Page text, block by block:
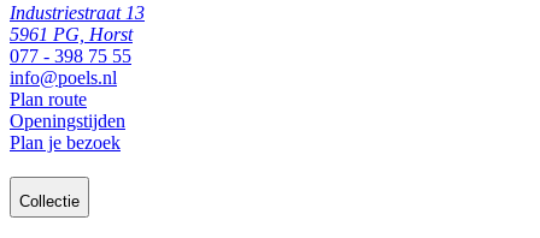
Industriestraat 13
5961 PG, Horst
077 - 398 75 55
info@poels.nl
Plan route
Openingstijden
Plan je bezoek
Collectie